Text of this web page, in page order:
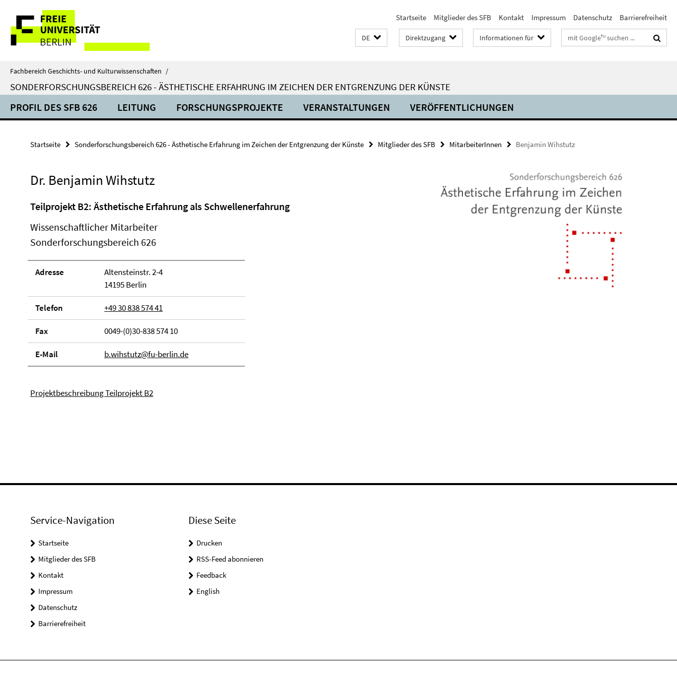
direkt
Inhalt
Service-
Navigation
Startseite Mitglieder des SFB Kontakt Impressum Datenschutz Barrierefreiheit
DE Direktzugang Informationen für Suchbegriffe
Fachbereich Geschichts- und Kulturwissenschaften /
SONDERFORSCHUNGSBEREICH 626 - ÄSTHETISCHE ERFAHRUNG IM ZEICHEN DER ENTGRENZUNG DER KÜNSTE
PROFIL DES SFB 626 LEITUNG FORSCHUNGSPROJEKTE VERANSTALTUNGEN VERÖFFENTLICHUNGEN
Startseite Sonderforschungsbereich 626 - Ästhetische Erfahrung im Zeichen der Entgrenzung der Künste Mitglieder des SFB MitarbeiterInnen Benjamin Wihstutz
Dr. Benjamin Wihstutz
Teilprojekt B2: Ästhetische Erfahrung als Schwellenerfahrung
Wissenschaftlicher Mitarbeiter
Sonderforschungsbereich 626
Adresse
Altensteinstr. 2-4
14195 Berlin
Telefon +49 30 838 574 41
Fax 0049-(0)30-838 574 10
E-Mail b.wihstutz@fu-berlin.de
Projektbeschreibung Teilprojekt B2
Service-Navigation
Startseite
Mitglieder des SFB
Kontakt
Impressum
Datenschutz
Barrierefreiheit
Diese Seite
Drucken
RSS-Feed abonnieren
Feedback
English